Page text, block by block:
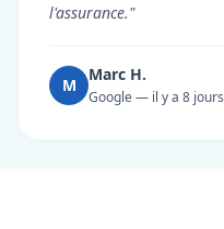
l'assurance."
M
Marc H.
Google — il y a 8 jours